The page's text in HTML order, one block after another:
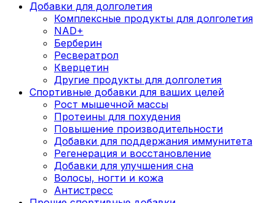
Добавки для долголетия
Комплексные продукты для долголетия
NAD+
Берберин
Ресвератрол
Кверцетин
Другие продукты для долголетия
Спортивные добавки для ваших целей
Рост мышечной массы
Протеины для похудения
Повышение производительности
Добавки для поддержания иммунитета
Регенерация и восстановление
Добавки для улучшения сна
Волосы, ногти и кожа
Антистресс